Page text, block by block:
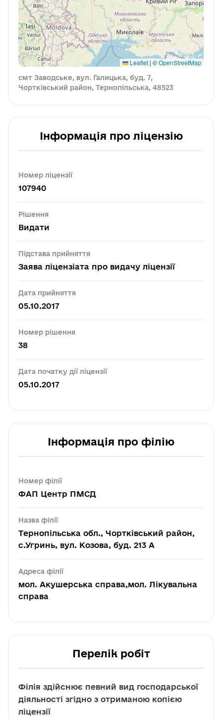
Leaflet | ©OpenStreetMap
смт Заводське, вул. Галицька, буд. 7,
Чортківський район, Тернопільська, 48523
Інформація про ліцензію
Номер ліцензії
107940
Рішення
Видати
Підстава прийняття
Заява ліцензіата про видачу ліцензії
Дата прийняття
05.10.2017
Номер рішення
38
Дата початку дії ліцензії
05.10.2017
Інформація про філію
Номер філії
ФАП Центр ПМСД
Назва філії
Тернопільська обл., Чортківський район,
с.Угринь, вул. Козова, буд. 213 А
Адреса філії
мол. Акушерська справа,мол. Лікувальна
справа
Перелік робіт
Філія здійснює певний вид господарської
діяльності згідно з отриманою копією
ліцензії